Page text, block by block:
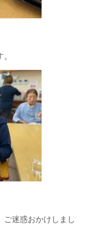
迷惑おかけしまし